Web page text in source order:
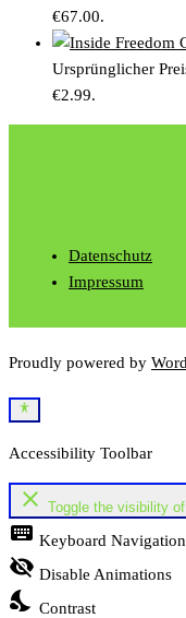
€67.00.
Ursprünglicher
€2.99.
Datenschutz
Impressum
Proudly powered by
Accessibility Toolbar
close Toggle the visibility
keyboard Keyboard Navigation
visibility_off Disable Animations
nights_stay Contrast